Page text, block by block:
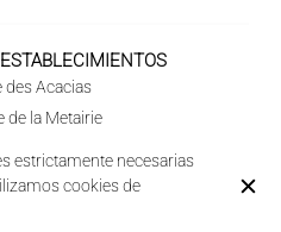
des Acacias
de la Metairie
Acacias 2026
estrictamente necesarias
cookies de